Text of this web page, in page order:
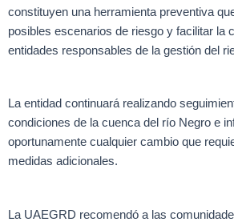
constituyen una herramienta preventiva
posibles escenarios de riesgo y facilitar la
entidades responsables de la gestión del
La entidad continuará realizando
condiciones de la cuenca del río Negro e
oportunamente cualquier cambio que
medidas adicionales.
La UAEGRD recomendó a las